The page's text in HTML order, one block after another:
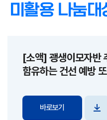
미활용 나눔대
[소액] 괭생이모자반
함유하는 건선 예방
바로보기
파일